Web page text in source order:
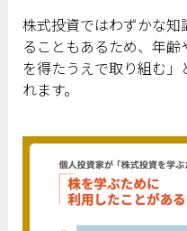
株式投資ではわずかな
ることもあるため、年
を得たうえで取り組む
れます。